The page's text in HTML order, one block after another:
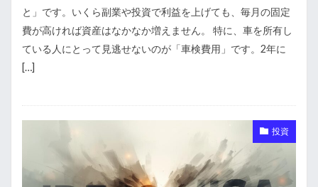
と」です。いくら副業や投資で利益を上げても、毎月の固定
費が高ければ資産はなかなか増えません。 特に、車を所有し
ている人にとって見逃せないのが「車検費用」です。2年に
[…]
投資